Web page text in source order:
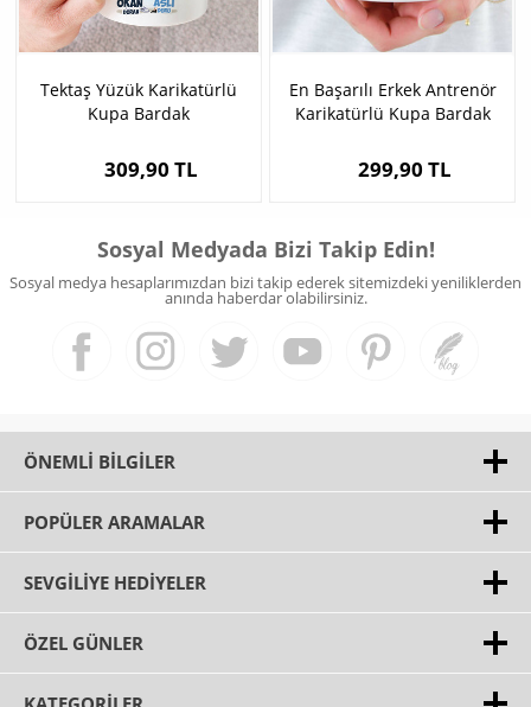
Tektaş Yüzük Karikatürlü
Kupa Bardak
309,90 TL
En Başarılı Erkek Antrenör
Karikatürlü Kupa Bardak
299,90 TL
Sosyal Medyada Bizi Takip Edin!
Sosyal medya hesaplarımızdan bizi takip ederek sitemizdeki yeniliklerden
anında haberdar olabilirsiniz.
ÖNEMLI BILGILER
POPÜLER ARAMALAR
SEVGILIYE HEDIYELER
ÖZEL GÜNLER